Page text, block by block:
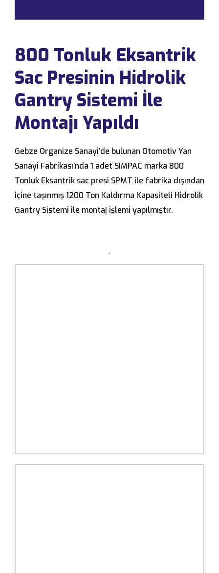
800 Tonluk Eksantrik
Sac Presinin Hidrolik
Gantry Sistemi İle
Montajı Yapıldı
Gebze Organize Sanayi’de bulunan Otomotiv Yan
Sanayi Fabrikası’nda 1 adet SIMPAC marka 800
Tonluk Eksantrik sac presi SPMT ile fabrika dışından
içine taşınmış 1200 Ton Kaldırma Kapasiteli Hidrolik
Gantry Sistemi ile montaj işlemi yapılmıştır.